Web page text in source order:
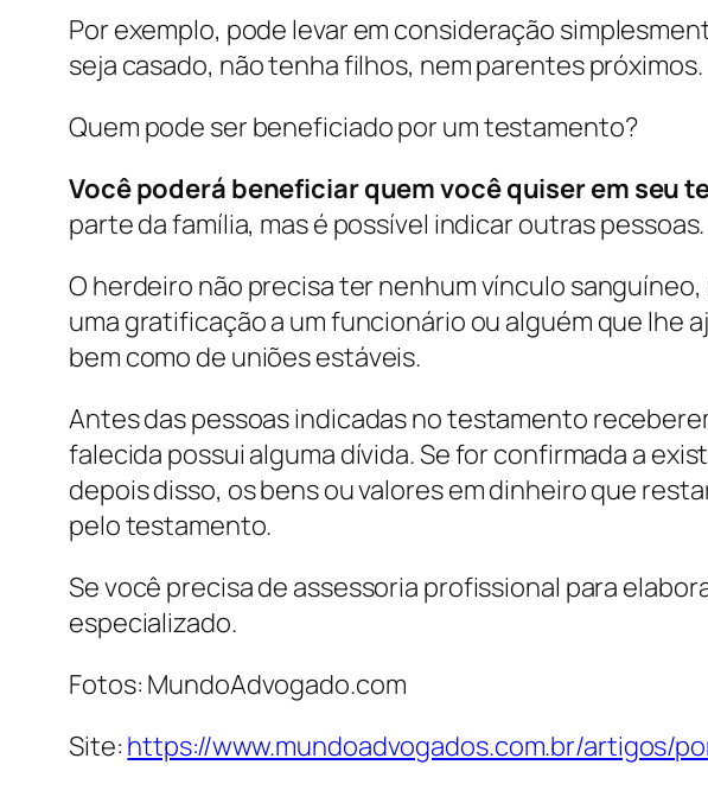
Por exemplo, pode levar em consideração
seja casado, não tenha filhos, nem parentes próximos.
Quem pode ser beneficiado por um testamento?
Você poderá beneficiar quem você quiser em seu
parte da família, mas é possível indicar outras pessoas.
O herdeiro não precisa ter nenhum vínculo
uma gratificação a um funcionário ou alguém que lhe
bem como de uniões estáveis.
Antes das pessoas indicadas no testamento
falecida possui alguma dívida. Se for confirmada a
depois disso, os bens ou valores em dinheiro que
pelo testamento.
Se você precisa de assessoria profissional para
especializado.
Fotos: MundoAdvogado.com
Site: https://www.mundoadvogados.com.br/artigos/